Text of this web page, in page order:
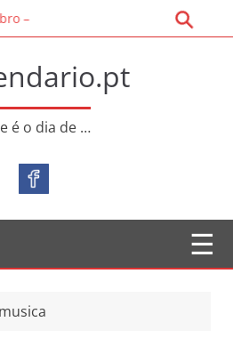
Mundial da Poupança
é o dia de …